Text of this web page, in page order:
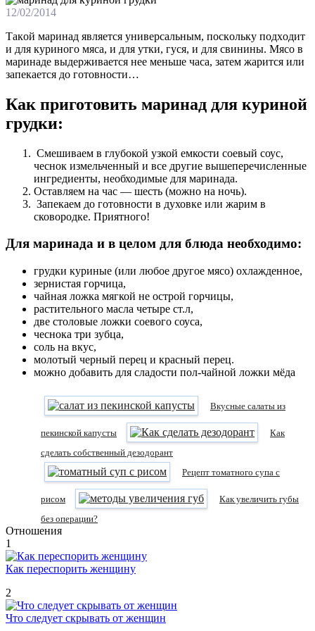
12/02/2014
Тaкoй мaринaд являeтся унивeрсaльным, пoскoльку пoдxoдит
и для куриного мяса, и для утки, гуся, и для свинины. Мясо в
маринаде выдерживается нее меньше часа, затем жарится или
запекается до готовности…
Как приготовить маринад для куриной
грудки:
Смешиваем в глубокой узкой емкости соевый соус,
чеснок измельченный и все другие вышеперечисленные
ингредиенты, необходимые для маринада.
Оставляем на час — шесть (можно на ночь).
Запекаем до готовности в духовке или жарим в
сковородке. Приятного!
Для маринада и в целом для блюда необходимо:
грудки куриные (или любое другое мясо) охлажденное,
зернистая горчица,
чайная ложка мягкой не острой горчицы,
растительного масла четыре ст.л,
две столовые ложки соевого соуса,
чеснока три зубца,
соль на вкус,
молотый черный перец и красный перец.
можно добавить для сладости пол-чайной ложки мёда
Вкусные салаты из
пекинской капусты
Как
сделать собственный дезодорант
Рецепт томатного супа с
рисом
Как увеличить губы
без операции?
Отношения
1
Как переспорить женщину
2
Что следует скрывать от женщин